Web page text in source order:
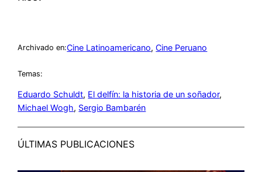
Archivado en:Cine Latinoamericano, Cine Peruano
Temas:
Eduardo Schuldt, El delfín: la historia de un soñador
Michael Wogh, Sergio Bambarén
ÚLTIMAS PUBLICACIONES